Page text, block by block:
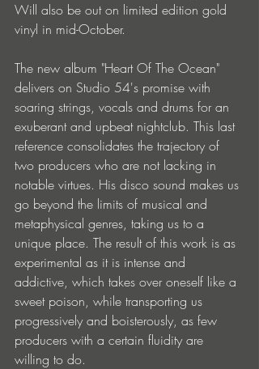
Will also be out on limited edition gold
vinyl in mid-October.
The new album "Heart Of The Ocean"
delivers on Studio 54's promise with
soaring strings, vocals and drums for an
exuberant and upbeat nightclub. This last
reference consolidates the trajectory of
two producers who are not lacking in
notable virtues. His disco sound makes us
go beyond the limits of musical and
metaphysical genres, taking us to a
unique place. The result of this work is as
experimental as it is intense and
addictive, which takes over oneself like a
sweet poison, while transporting us
progressively and boisterously, as few
producers with a certain fluidity are
willing to do.